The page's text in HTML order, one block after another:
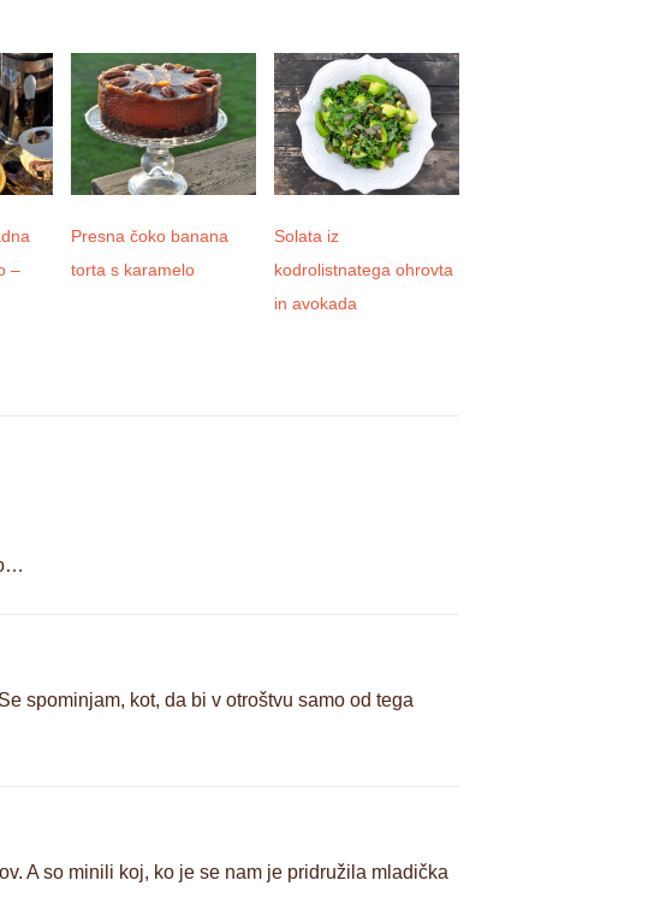
–
Presna čoko banana
torta s karamelo
Solata iz
kodrolistnatega ohrovta
in avokada
spominjam, kot, da bi v otroštvu samo od tega
A so minili koj, ko je se nam je pridružila mladička